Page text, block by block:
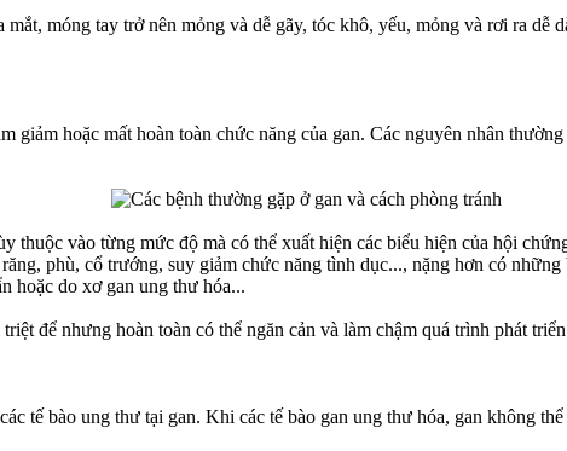
mắt, móng tay trở nên mỏng và dễ gãy, tóc khô, yếu, mỏng và rơi ra dễ
giảm hoặc mất hoàn toàn chức năng của gan. Các nguyên nhân
thuộc vào từng mức độ mà có thể xuất hiện các biểu hiện của hội
phù, cổ trướng, suy giảm chức năng tình dục..., nặng hơn có
hoặc do xơ gan ung thư hóa...
để nhưng hoàn toàn có thể ngăn cản và làm chậm quá trình phát
tế bào ung thư tại gan. Khi các tế bào gan ung thư hóa, gan không